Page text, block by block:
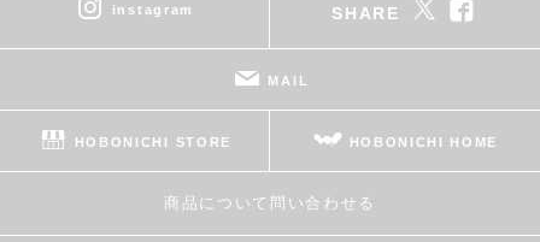
instagram SHARE
MAIL
HOBONICHI STORE HOBONICHI HOME
商品について問い合わせる